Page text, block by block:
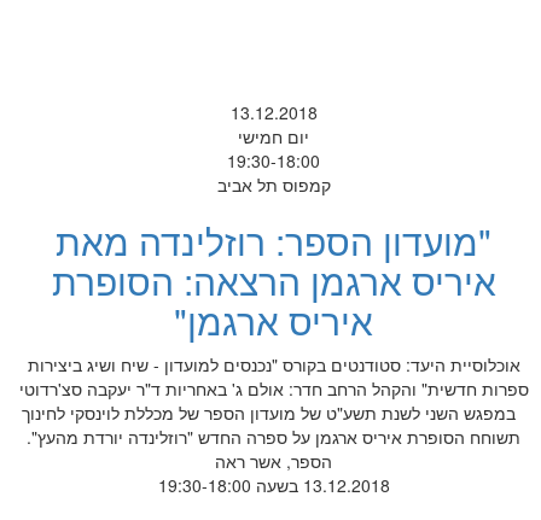
13.12.2018
יום חמישי
19:30-18:00
קמפוס תל אביב
"מועדון הספר: רוזלינדה מאת
איריס ארגמן הרצאה: הסופרת
איריס ארגמן"
אוכלוסיית היעד: סטודנטים בקורס "נכנסים למועדון - שיח ושיג ביצירות
ספרות חדשית" והקהל הרחב חדר: אולם ג' באחריות ד"ר יעקבה סצ'רדוטי
במפגש השני לשנת תשע"ט של מועדון הספר של מכללת לוינסקי לחינוך
תשוחח הסופרת איריס ארגמן על ספרה החדש "רוזלינדה יורדת מהעץ".
הספר, אשר ראה
13.12.2018 בשעה 19:30-18:00